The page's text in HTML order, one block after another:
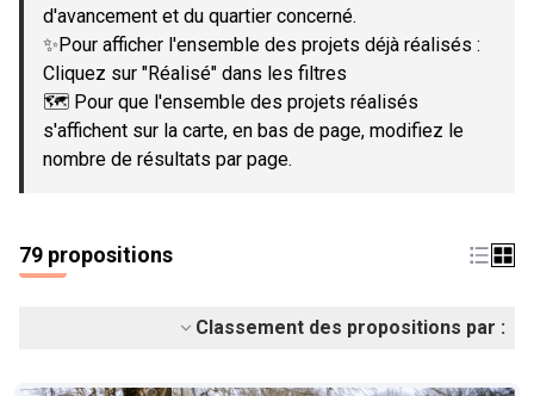
d'avancement et du quartier concerné.
✨Pour afficher l'ensemble des projets déjà réalisés :
Cliquez sur "Réalisé" dans les filtres
🗺️ Pour que l'ensemble des projets réalisés
s'affichent sur la carte, en bas de page, modifiez le
nombre de résultats par page.
79 propositions
Classement des propositions par :